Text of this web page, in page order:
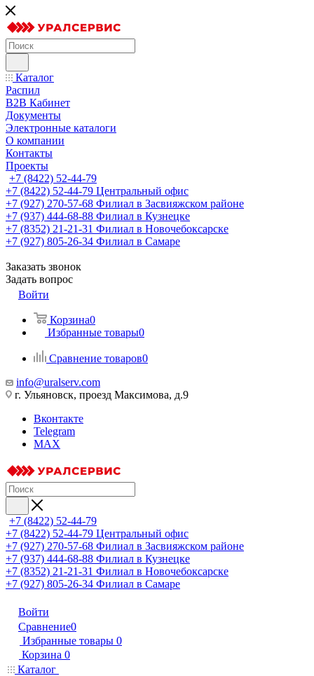
Каталог
Распил
B2B Кабинет
Документы
Электронные каталоги
О компании
Контакты
Проекты
+7 (8422) 52-44-79
+7 (8422) 52-44-79 Центральный офис
+7 (927) 270-57-68 Филиал в Засвияжском районе
+7 (937) 444-68-88 Филиал в Кузнецке
+7 (8352) 21-21-31 Филиал в Новочебоксарске
+7 (927) 805-26-34 Филиал в Самаре
Заказать звонок
Задать вопрос
Войти
Корзина0
Избранные товары0
Сравнение товаров0
info@uralserv.com
г. Ульяновск, проезд Максимова, д.9
Вконтакте
Telegram
MAX
+7 (8422) 52-44-79
+7 (8422) 52-44-79 Центральный офис
+7 (927) 270-57-68 Филиал в Засвияжском районе
+7 (937) 444-68-88 Филиал в Кузнецке
+7 (8352) 21-21-31 Филиал в Новочебоксарске
+7 (927) 805-26-34 Филиал в Самаре
Войти
Сравнение0
Избранные товары 0
Корзина 0
Каталог